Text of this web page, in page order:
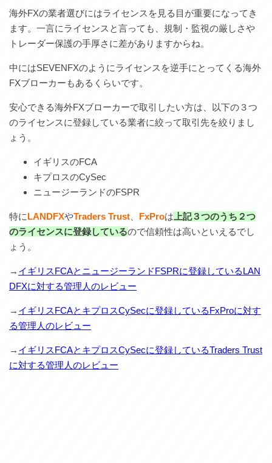
海外FXの業者選びにはライセンスを見る目が重要になってき
ます。一言にライセンスと言っても、規制・監視の厳しさや
トレーダー保護の手厚さに差がありますからね。
中にはSEVENFXのようにライセンスを逆手にとってくる海外
FXブローカーもあるくらいです。
安心できる海外FXブローカーで取引したい方は、以下の３つ
のライセンスに登録している業者に絞って取引先を絞りまし
ょう。
イギリスのFCA
キプロスのCySec
ニュージーランドのFSPR
特にLANDFXやTraders Trust FxProは 上記３つのうち２つ
のライセンスに登録しているので信頼性は高いといえるでし
ょう。
→ イギリスFCAとニュージーランドFSPRに登録しているLAN
DFXに対する管理人のレビュー
→ イギリスFCAとキプロスCySecに登録しているFxProに対す
る管理人のレビュー
→ イギリスFCAとキプロスCySecに登録しているTraders Trust
に対する管理人のレビュー